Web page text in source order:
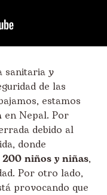
sanitaria y
de las
estamos
en Nepal. Por
debido al
donde
200 niños y niñas,
Por otro lado,
provocando que